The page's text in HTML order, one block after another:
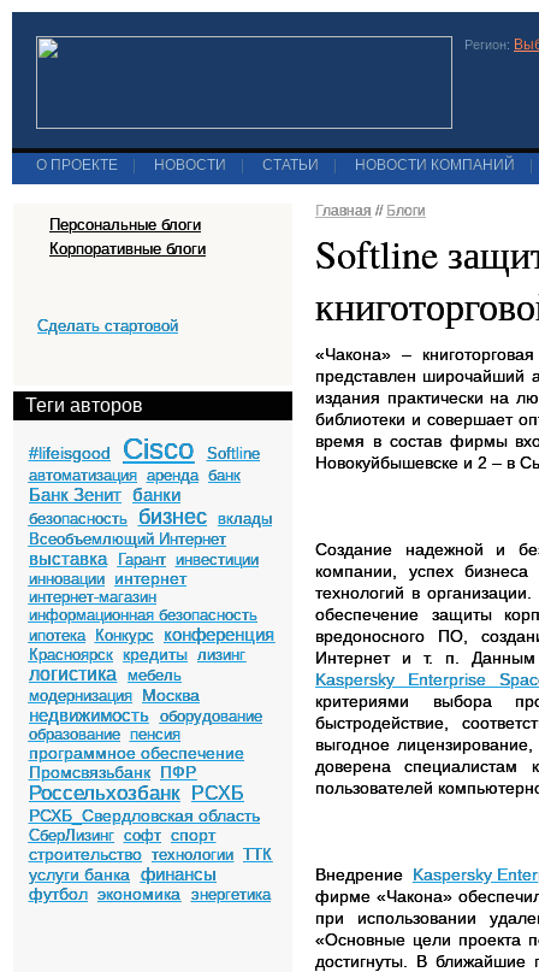
Регион:
О ПРОЕКТЕ НОВОСТИ СТАТЬИ НОВОСТИ КОМПАНИЙ
Персональные блоги
Корпоративные блоги
Сделать стартовой
Теги авторов
#lifeisgood Cisco
Softline
автоматизация аренда банк
Банк Зенит банки
безопасность бизнес
вклады
Всеобъемлющий Интернет
выставка Гарант инвестиции
инновации
интернет
интернет-магазин
информационная безопасность
ипотека
Конкурс конференция
Красноярск кредиты лизинг
логистика
мебель
модернизация
Москва
недвижимость оборудование
образование пенсия
программное обеспечение
Промсвязьбанк ПФР
Россельхозбанк РСХБ
РСХБ_Свердловская область
СберЛизинг софт спорт
строительство технологии ТТК
услуги банка финансы
футбол экономика энергетика
Главная // Блоги
Softline
«Чакона» –
представлен широчайший
издания практически на
библиотеки и совершает
время в состав фирмы
Новокуйбышевске и 2 – в
Создание надежной и
компании, успех
технологий в
обеспечение защиты
вредоносного ПО,
Интернет и т. п. Данным
Kaspersky Enterprise
критериями выбора
быстродействие,
выгодное
доверена специалистам
пользователей
Внедрение Kaspersky
фирме «Чакона»
при использовании
«Основные цели проекта
достигнуты. В ближайшие